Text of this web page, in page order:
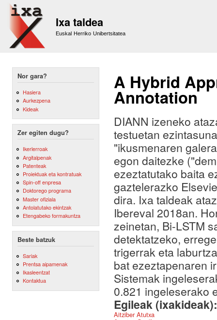
Ixa taldea
Euskal Herriko Unibertsitatea
Nor gara?
Hasiera
Aurkezpena
Kideak
Zer egiten dugu?
Ikerlerroak
Argitalpenak
Patenteak
Proiektuak eta kontratuak
Spin-off enpresa
Doktorego programa
Master ofiziala
Antolatutako ekintzak
Etengabeko formakuntza
Beste batzuk
Sariak
Prentsa aipamenak
Ikasleentzat
Kontaktua
A Hybrid
Annotation
DIANN izeneko
testuetan
"ikusmenaren
egon daitezke
ezeztatutako baita
gaztelerazko
dira. Ixa taldeak
Ibereval 2018an.
zeinetan, Bi-LSTM
detektatzeko,
trigerrak eta
bat ezeztapenaren
Sistemak
0.821 ingeleserako
Egileak
Aitziber Atutxa